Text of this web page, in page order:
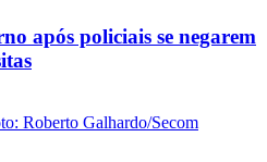
após policiais se negarem